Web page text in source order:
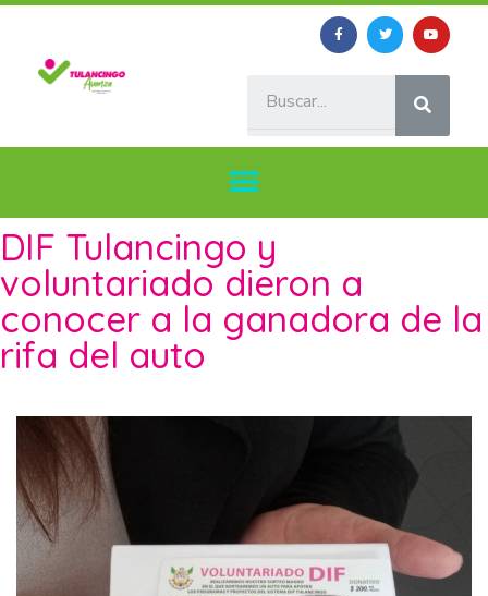
DIF Tulancingo y
voluntariado dieron a
conocer a la ganadora de la
rifa del auto